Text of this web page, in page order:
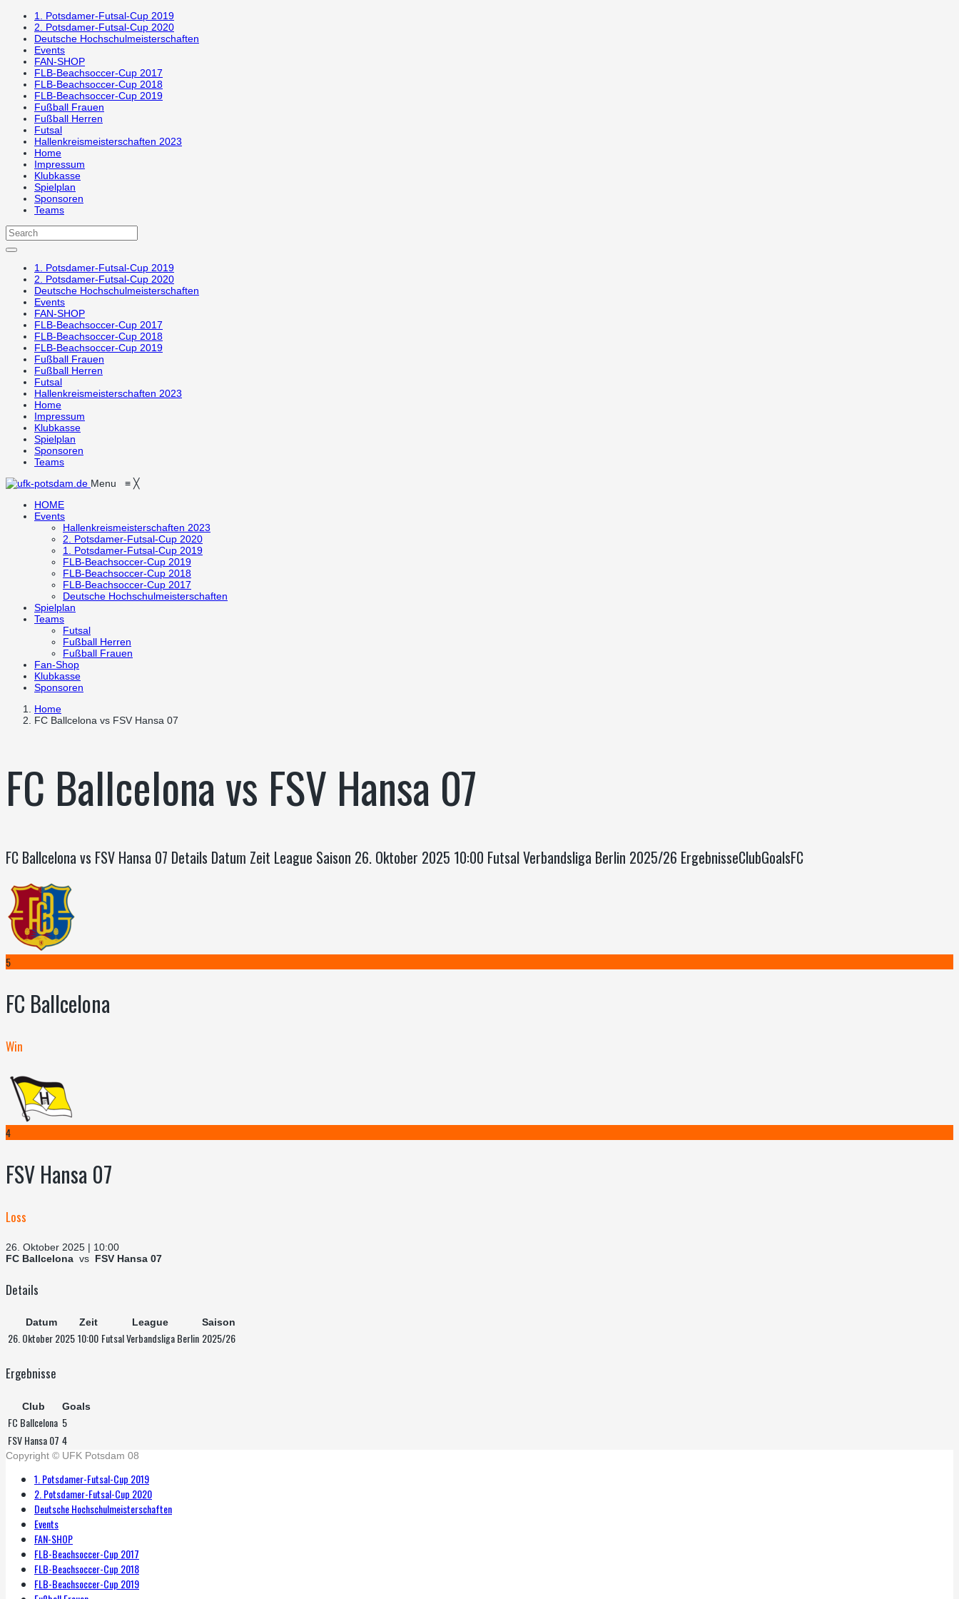
1. Potsdamer-Futsal-Cup 2019
2. Potsdamer-Futsal-Cup 2020
Deutsche Hochschulmeisterschaften
Events
FAN-SHOP
FLB-Beachsoccer-Cup 2017
FLB-Beachsoccer-Cup 2018
FLB-Beachsoccer-Cup 2019
Fußball Frauen
Fußball Herren
Futsal
Hallenkreismeisterschaften 2023
Home
Impressum
Klubkasse
Spielplan
Sponsoren
Teams
1. Potsdamer-Futsal-Cup 2019
2. Potsdamer-Futsal-Cup 2020
Deutsche Hochschulmeisterschaften
Events
FAN-SHOP
FLB-Beachsoccer-Cup 2017
FLB-Beachsoccer-Cup 2018
FLB-Beachsoccer-Cup 2019
Fußball Frauen
Fußball Herren
Futsal
Hallenkreismeisterschaften 2023
Home
Impressum
Klubkasse
Spielplan
Sponsoren
Teams
Menu ≡ ╳
HOME
Events
Hallenkreismeisterschaften 2023
2. Potsdamer-Futsal-Cup 2020
1. Potsdamer-Futsal-Cup 2019
FLB-Beachsoccer-Cup 2019
FLB-Beachsoccer-Cup 2018
FLB-Beachsoccer-Cup 2017
Deutsche Hochschulmeisterschaften
Spielplan
Teams
Futsal
Fußball Herren
Fußball Frauen
Fan-Shop
Klubkasse
Sponsoren
Home
FC Ballcelona vs FSV Hansa 07
FC Ballcelona vs FSV Hansa 07
FC Ballcelona vs FSV Hansa 07 Details Datum Zeit League Saison 26. Oktober 2025 10:00 Futsal Verbandsliga Berlin 2025/26 ErgebnisseClubGoalsFC
5
FC Ballcelona
Win
4
FSV Hansa 07
Loss
26. Oktober 2025 | 10:00
FC Ballcelona vs FSV Hansa 07
Details
Datum Zeit League Saison
26. Oktober 202510:00 Futsal Verbandsliga Berlin 2025/26
Ergebnisse
Club Goals
FC Ballcelona 5
FSV Hansa 07 4
Copyright © UFK Potsdam 08
1. Potsdamer-Futsal-Cup 2019
2. Potsdamer-Futsal-Cup 2020
Deutsche Hochschulmeisterschaften
Events
FAN-SHOP
FLB-Beachsoccer-Cup 2017
FLB-Beachsoccer-Cup 2018
FLB-Beachsoccer-Cup 2019